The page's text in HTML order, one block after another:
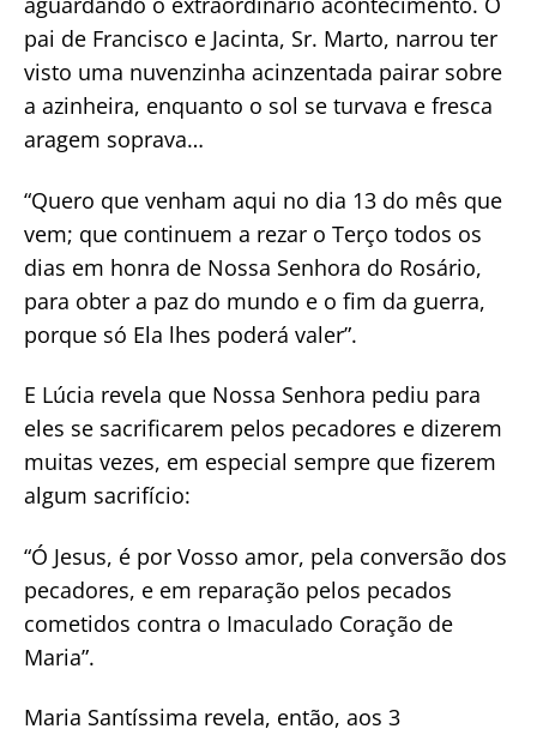
pai de Francisco e Jacinta, Sr. Marto, narrou ter
visto uma nuvenzinha acinzentada pairar sobre
a azinheira, enquanto o sol se turvava e fresca
aragem soprava…
“Quero que venham aqui no dia 13 do mês que
vem; que continuem a rezar o Terço todos os
dias em honra de Nossa Senhora do Rosário,
para obter a paz do mundo e o fim da guerra,
porque só Ela lhes poderá valer”.
E Lúcia revela que Nossa Senhora pediu para
eles se sacrificarem pelos pecadores e dizerem
muitas vezes, em especial sempre que fizerem
algum sacrifício:
“Ó Jesus, é por Vosso amor, pela conversão dos
pecadores, e em reparação pelos pecados
cometidos contra o Imaculado Coração de
Maria”.
Maria Santíssima revela, então, aos 3